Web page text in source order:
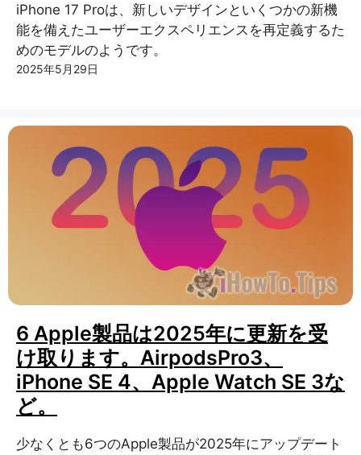
iPhone 17 Proは、新しいデザインといくつかの新機
能を備えたユーザーエクスペリエンスを再定義するた
めのモデルのようです。
2025年5月29日
6 Apple製品は2025年に更新を受
け取ります。AirpodsPro3、
iPhone SE 4、Apple Watch SE 3な
ど。
少なくとも6つのApple製品が2025年にアップデート